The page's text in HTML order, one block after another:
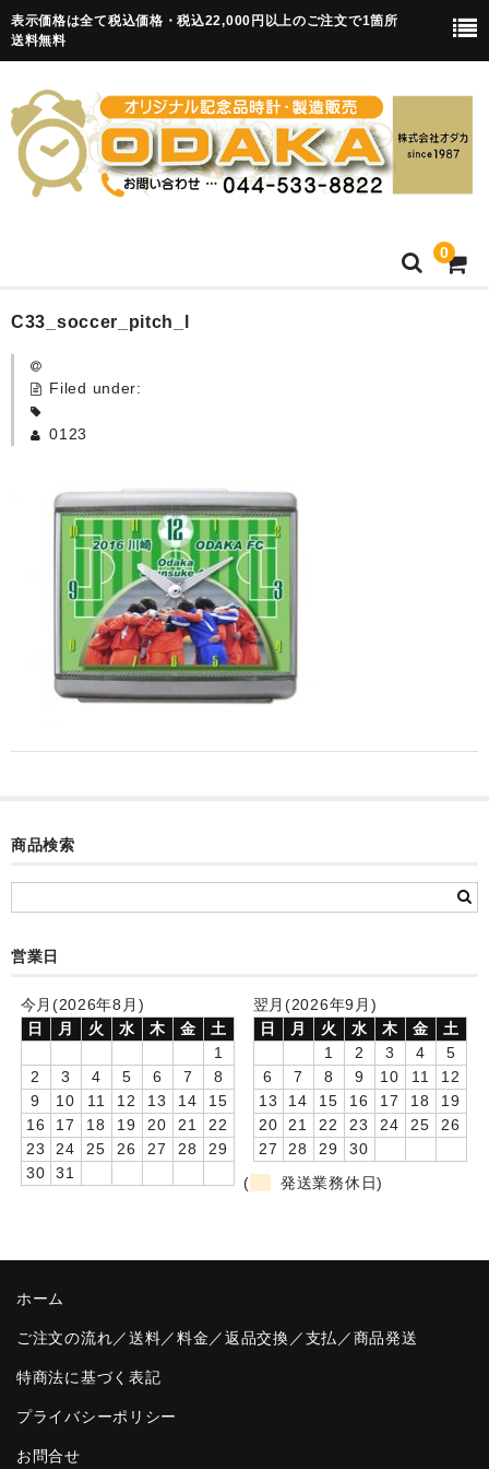
表示価格は全て税込価格・税込22,000円以上のご注文で1箇所
送料無料
0
HOME
卒園記念品
カード付フォトフレームクロック(集合)
目覚まし時計(集合＋個別)
メロディ時計(集合)
音声時計(集合)
目覚まし時計(個別)
自作オリジナル時計
卒園DVDアルバム
卒業記念品
音声入りフォトフレームクロック(集合)
音声入りフォトフレームクロック(校歌)
目覚まし時計(集合)
温湿度計付目覚まし時計
制服メモリー
C33_soccer_pitch_l
Filed under:
0123
商品検索
営業日
今月(2026年8月)
日
月 火 水 木 金
土
1
2
3 4 5 6 7
8
9
10 11 12 13 14
15
16
17 18 19 20 21
22
23
24 25 26 27 28
29
30
31
翌月(2026年9月)
日
月 火 水 木 金
土
1
2 3 4
5
6
7 8 9 10 11
12
13
14 15 16 17 18
19
20
21 22 23 24 25
26
27
28 29
30
(
発送業務休日)
ホーム
ご注文の流れ／送料／料金／返品交換／支払／商品発送
特商法に基づく表記
プライバシーポリシー
お問合せ